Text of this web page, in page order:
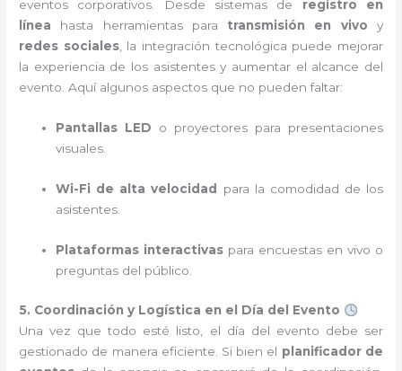
eventos corporativos. Desde sistemas de registro en
línea hasta herramientas para transmisión en vivo y
redes sociales, la integración tecnológica puede mejorar
la experiencia de los asistentes y aumentar el alcance del
evento. Aquí algunos aspectos que no pueden faltar:
Pantallas LED o proyectores para presentaciones
visuales.
Wi-Fi de alta velocidad
para la comodidad de los
asistentes.
Plataformas interactivas para encuestas en vivo o
preguntas del público.
5. Coordinación y Logística en el Día del Evento
Una vez que todo esté listo, el día del evento debe ser
gestionado de manera eficiente. Si bien el planificador de